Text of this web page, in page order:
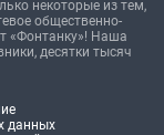
некоторые из тем,
общественно-
«Фонтанку»! Наша
десятки тысяч
данных